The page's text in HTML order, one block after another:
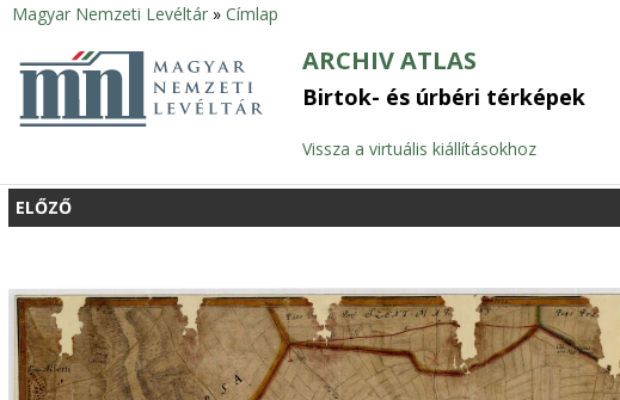
Jelenlegi
hely
Magyar Nemzeti Levéltár » Címlap
ARCHIV ATLAS
Birtok- és úrbéri térképek
Vissza a virtuális kiállításokhoz
ELŐZŐ